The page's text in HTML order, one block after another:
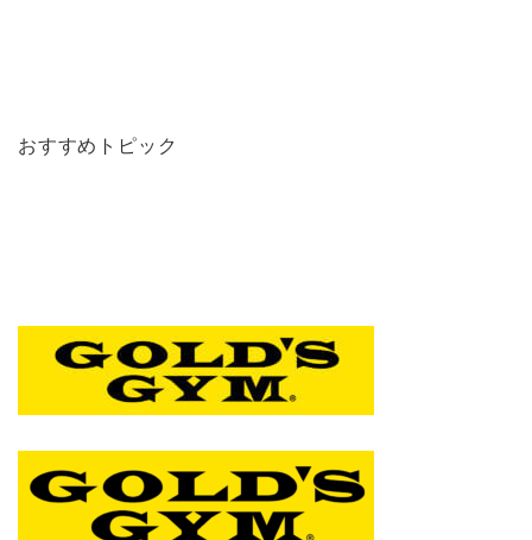
おすすめトピック